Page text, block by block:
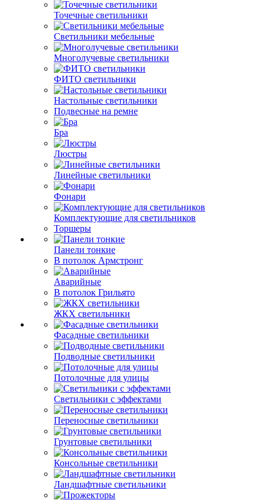
Точечные светильники
Светильники мебельные
Многолучевые светильники
ФИТО светильники
Настольные светильники
Подвесные на ремне
Бра
Люстры
Линейные светильники
Фонари
Комплектующие для светильников
Торшеры
Панели тонкие
В потолок Армстронг
Аварийные
В потолок Грильято
ЖКХ светильники
Фасадные светильники
Подводные светильники
Потолочные для улицы
Светильники с эффектами
Переносные светильники
Грунтовые светильники
Консольные светильники
Ландшафтные светильники